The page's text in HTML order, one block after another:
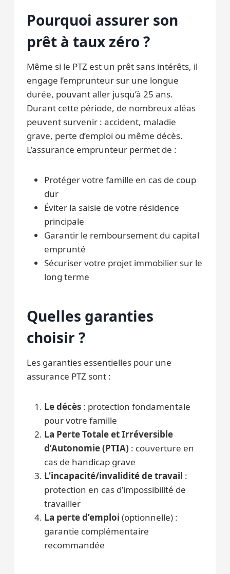
Pourquoi assurer son
prêt à taux zéro ?
Même si le PTZ est un prêt sans intérêts, il
engage l’emprunteur sur une longue
durée, pouvant aller jusqu’à 25 ans.
Durant cette période, de nombreux aléas
peuvent survenir : accident, maladie
grave, perte d’emploi ou même décès.
L’assurance emprunteur permet de :
Protéger votre famille en cas de coup
dur
Éviter la saisie de votre résidence
principale
Garantir le remboursement du capital
emprunté
Sécuriser votre projet immobilier sur le
long terme
Quelles garanties
choisir ?
Les garanties essentielles pour une
assurance PTZ sont :
Le décès : protection fondamentale
pour votre famille
La Perte Totale et Irréversible
d’Autonomie (PTIA) : couverture en
cas de handicap grave
L’incapacité/invalidité de travail :
protection en cas d’impossibilité de
travailler
La perte d’emploi (optionnelle) :
garantie complémentaire
recommandée